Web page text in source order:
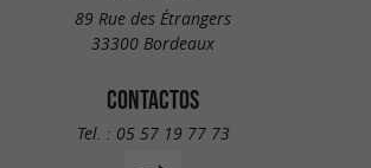
89 Rue des Étrangers
33300 Bordeaux
CONTACTOS
Tel. : 05 57 19 77 73